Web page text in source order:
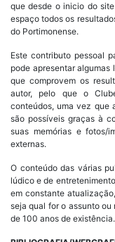
que desde o inicio do
espaço todos os
do Portimonense.
Este contributo pessoal
pode apresentar
que comprovem os
autor, pelo que o
conteúdos, uma vez que
são possíveis graças à
suas memórias e fotos/
externas.
O conteúdo das várias
lúdico e de
em constante
seja qual for o assunto
de 100 anos de existência.